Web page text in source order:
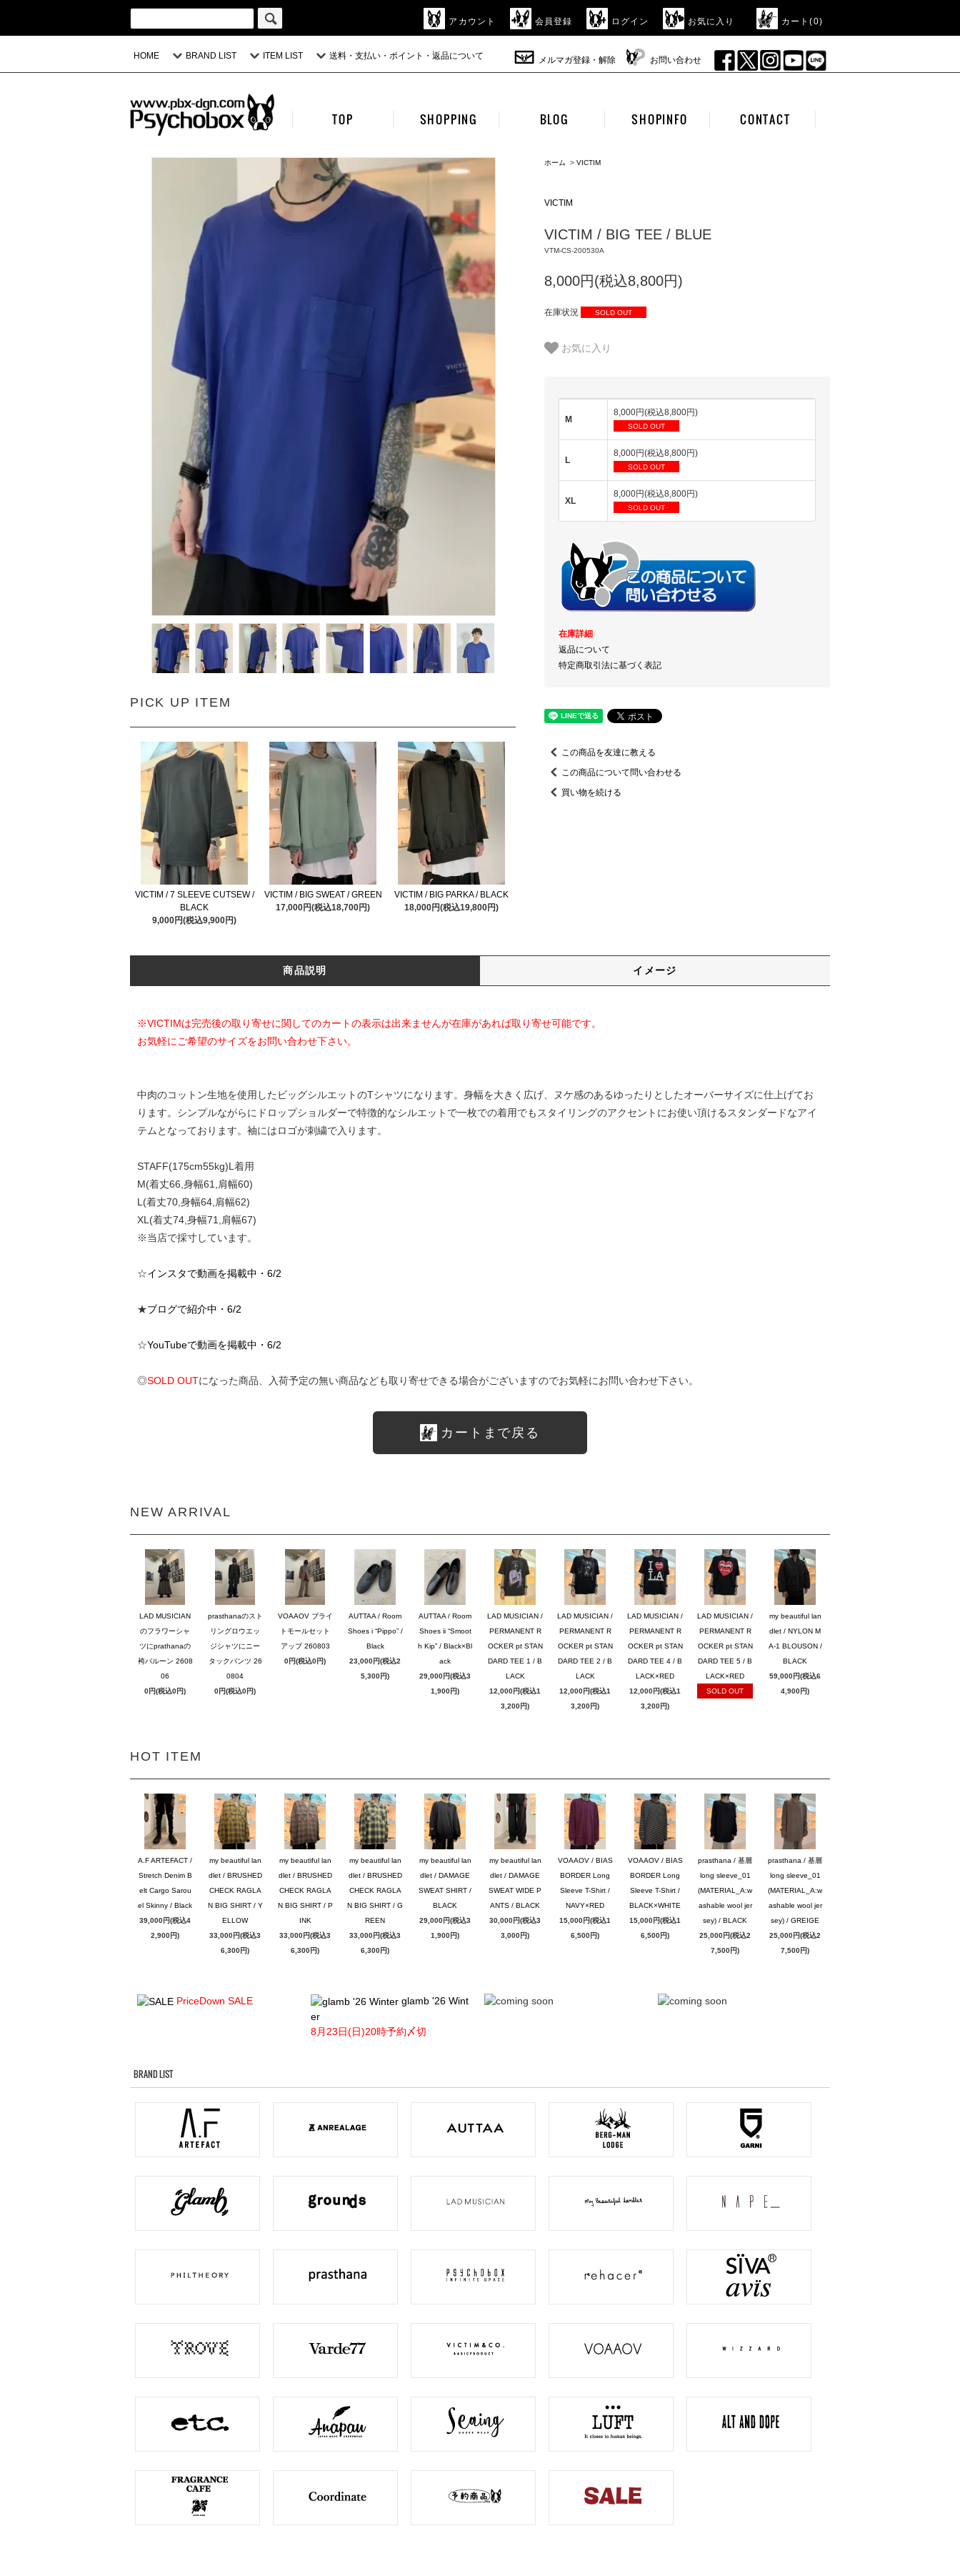
アカウント 会員登録 ログイン お気に入り カート(0)
HOME BRAND LIST ITEM LIST 送料・支払い・ポイント・返品について メルマガ登録・解除 お問い合わせ
TOP SHOPPING BLOG SHOPINFO CONTACT
PICK UP ITEM
VICTIM / 7 SLEEVE CUTSEW /
BLACK
9,000円(税込9,900円)
VICTIM / BIG SWEAT / GREEN
17,000円(税込18,700円)
VICTIM / BIG PARKA / BLACK
18,000円(税込19,800円)
ホーム > VICTIM
VICTIM
VICTIM / BIG TEE / BLUE
VTM-CS-200530A
8,000円(税込8,800円)
在庫状況 SOLD OUT
お気に入り
M
8,000円(税込8,800円)
SOLD OUT
L
8,000円(税込8,800円)
SOLD OUT
XL
8,000円(税込8,800円)
SOLD OUT
在庫詳細
返品について
特定商取引法に基づく表記
この商品を友達に教える
この商品について問い合わせる
買い物を続ける
商品説明 イメージ
※VICTIMは完売後の取り寄せに関してのカートの表示は出来ませんが在庫があれば取り寄せ可能です。
お気軽にご希望のサイズをお問い合わせ下さい。
中肉のコットン生地を使用したビッグシルエットのTシャツになります。身幅を大きく広げ、ヌケ感のあるゆったりとしたオーバーサイズに仕上げてお
ります。シンプルながらにドロップショルダーで特徴的なシルエットで一枚での着用でもスタイリングのアクセントにお使い頂けるスタンダードなアイ
テムとなっております。袖にはロゴが刺繍で入ります。
STAFF(175cm55kg)L着用
M(着丈66,身幅61,肩幅60)
L(着丈70,身幅64,肩幅62)
XL(着丈74,身幅71,肩幅67)
※当店で採寸しています。
☆インスタで動画を掲載中・6/2
★ブログで紹介中・6/2
☆YouTubeで動画を掲載中・6/2
◎SOLD OUTになった商品、入荷予定の無い商品なども取り寄せできる場合がございますのでお気軽にお問い合わせ下さい。
カートまで戻る
NEW ARRIVAL
LAD MUSICIAN
のフラワーシャ
ツにprathanaの
袴バルーン 2608
06
0円(税込0円)
prasthanaのスト
リングロウエッ
ジシャツにニー
タックパンツ 26
0804
0円(税込0円)
VOAAOV ブライ
トモールセット
アップ 260803
0円(税込0円)
AUTTAA / Room
Shoes i “Pippo” /
Black
23,000円(税込2
5,300円)
AUTTAA / Room
Shoes ii “Smoot
h Kip” / Black×Bl
ack
29,000円(税込3
1,900円)
LAD MUSICIAN /
PERMANENT R
OCKER pt STAN
DARD TEE 1 / B
LACK
12,000円(税込1
3,200円)
LAD MUSICIAN /
PERMANENT R
OCKER pt STAN
DARD TEE 2 / B
LACK
12,000円(税込1
3,200円)
LAD MUSICIAN /
PERMANENT R
OCKER pt STAN
DARD TEE 4 / B
LACK×RED
12,000円(税込1
3,200円)
LAD MUSICIAN /
PERMANENT R
OCKER pt STAN
DARD TEE 5 / B
LACK×RED
SOLD OUT
my beautiful lan
dlet / NYLON M
A-1 BLOUSON /
BLACK
59,000円(税込6
4,900円)
HOT ITEM
A.F ARTEFACT /
Stretch Denim B
elt Cargo Sarou
el Skinny / Black
39,000円(税込4
2,900円)
my beautiful lan
dlet / BRUSHED
CHECK RAGLA
N BIG SHIRT / Y
ELLOW
33,000円(税込3
6,300円)
my beautiful lan
dlet / BRUSHED
CHECK RAGLA
N BIG SHIRT / P
INK
33,000円(税込3
6,300円)
my beautiful lan
dlet / BRUSHED
CHECK RAGLA
N BIG SHIRT / G
REEN
33,000円(税込3
6,300円)
my beautiful lan
dlet / DAMAGE
SWEAT SHIRT /
BLACK
29,000円(税込3
1,900円)
my beautiful lan
dlet / DAMAGE
SWEAT WIDE P
ANTS / BLACK
30,000円(税込3
3,000円)
VOAAOV / BIAS
BORDER Long
Sleeve T-Shirt /
NAVY×RED
15,000円(税込1
6,500円)
VOAAOV / BIAS
BORDER Long
Sleeve T-Shirt /
BLACK×WHITE
15,000円(税込1
6,500円)
prasthana / 基層
long sleeve_01
(MATERIAL_A:w
ashable wool jer
sey) / BLACK
25,000円(税込2
7,500円)
prasthana / 基層
long sleeve_01
(MATERIAL_A:w
ashable wool jer
sey) / GREIGE
25,000円(税込2
7,500円)
PriceDown SALE
glamb '26 Wint
er
8月23日(日)20時予約〆切
BRAND LIST